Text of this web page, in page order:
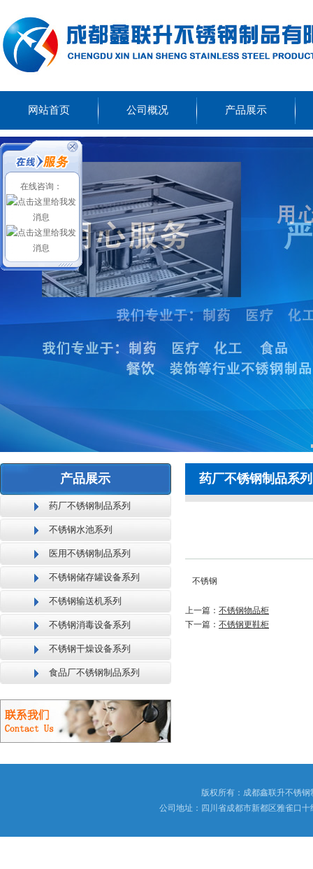
网站首页 公司概况 产品展示
产品展示
药厂不锈钢制品系列
不锈钢水池系列
医用不锈钢制品系列
不锈钢储存罐设备系列
不锈钢输送机系列
不锈钢消毒设备系列
不锈钢干燥设备系列
食品厂不锈钢制品系列
药厂不锈钢制品系列
不锈钢
上一篇： 不锈钢物品柜
下一篇： 不锈钢更鞋柜
版权所有：成都鑫联升不
公司地址：四川省成都市新都区雅雀
在线咨询：